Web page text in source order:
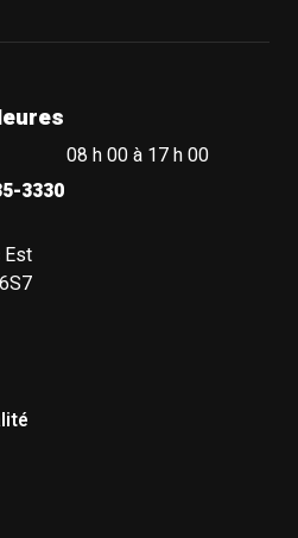
08 h 00 à 17 h 00
3330
Est